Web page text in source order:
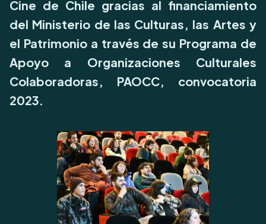
Cine de Chile gracias al financiamiento
del Ministerio de las Culturas, las Artes y
el Patrimonio a través de su Programa de
Apoyo a Organizaciones Culturales
Colaboradoras, PAOCC, convocatoria
2023.